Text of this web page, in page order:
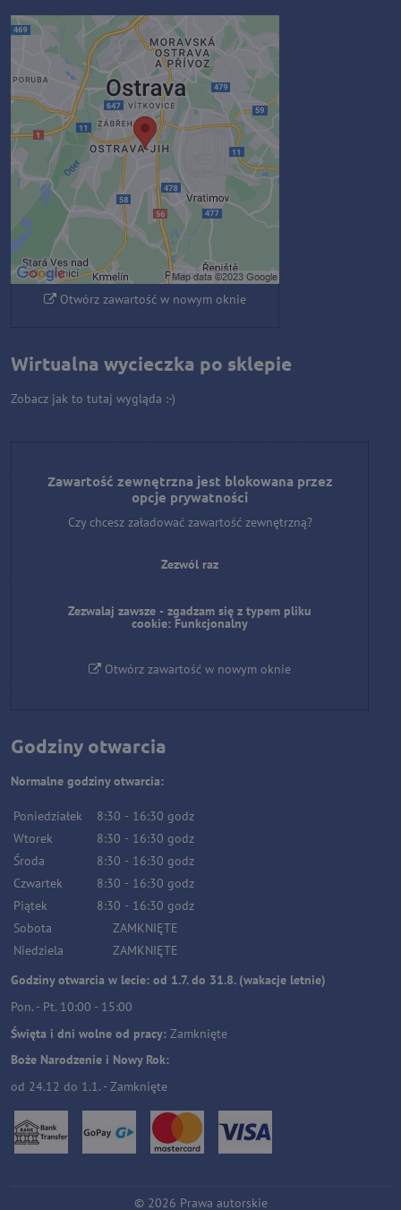
Zawartość zewnętrzna jest
blokowana przez opcje
prywatności
Czy chcesz załadować zawartość
zewnętrzną?
Zezwól raz
Zezwalaj zawsze - zgadzam się z
typem pliku cookie: Funkcjonalny
Otwórz zawartość w nowym oknie
Wirtualna wycieczka po sklepie
Zobacz jak to tutaj wygląda :-)
Zawartość zewnętrzna jest blokowana przez
opcje prywatności
Czy chcesz załadować zawartość zewnętrzną?
Zezwól raz
Zezwalaj zawsze - zgadzam się z typem pliku
cookie: Funkcjonalny
Otwórz zawartość w nowym oknie
Godziny otwarcia
Normalne godziny otwarcia:
Poniedziałek 8:30 - 16:30 godz
Wtorek
8:30 - 16:30 godz
Środa
8:30 - 16:30 godz
Czwartek
8:30 - 16:30 godz
Piątek
8:30 - 16:30 godz
Sobota
ZAMKNIĘTE
Niedziela
ZAMKNIĘTE
Godziny otwarcia w lecie: od 1.7. do 31.8. (wakacje letnie)
Pon. - Pt. 10:00 - 15:00
Święta i dni wolne od pracy: Zamknięte
Boże Narodzenie i Nowy Rok:
od 24.12 do 1.1. - Zamknięte
© 2026 Prawa autorskie